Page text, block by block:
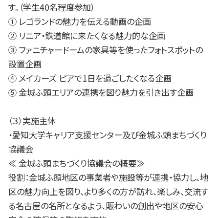
す。（学生40名程度参加）
① レゴランドの魅力を伝える動画の企画
② リニア・鉄道館に来たくなる魅力的な企画
③ ファニチャードームの家具等を使ったフォトスポットの
設置企画
④ メイカーズ ピアで1日を過ごしたくなる企画
⑤ 金城ふ頭エリアの連携を図り魅力を引き出す企画
（３）実施主体
・愛知大学キャリア支援センター及び金城ふ頭まちづくり
協議会
≪ 金城ふ頭まちづくり協議会の概要≫
役割：金城ふ頭地区の事業者や施設等が連携・協力し、地
区の魅力向上を図り、より多くの方が訪れ、楽しみ、交流す
る名古屋の名所となるよう、賑わいの創出や地区の安心